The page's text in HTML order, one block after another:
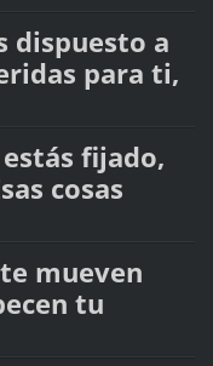
dispuesto a
para ti,
fijado,
cosas
mueven
tu